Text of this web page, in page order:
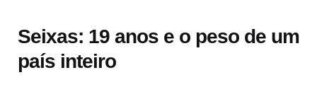
Seixas: 19 anos e o peso de um
país inteiro